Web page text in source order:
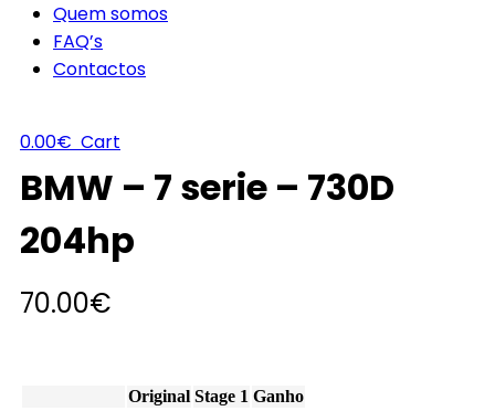
Quem somos
FAQ’s
Contactos
0.00€ Cart
BMW – 7 serie – 730D
204hp
70.00€
Original Stage 1 Ganho